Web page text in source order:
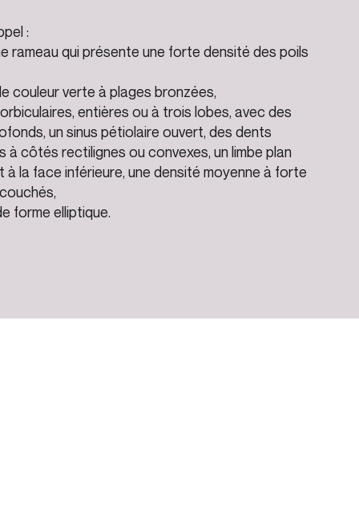
:
rameau qui présente une forte densité des poils
couleur verte à plages bronzées,
entières ou à trois lobes, avec des
un sinus pétiolaire ouvert, des dents
à côtés rectilignes ou convexes, un limbe plan
à la face inférieure, une densité moyenne à forte
forme elliptique.